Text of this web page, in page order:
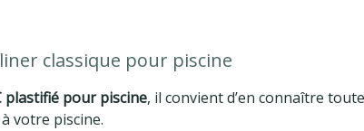
classique pour piscine
plastifié pour piscine, il convient d’en connaître
votre piscine.